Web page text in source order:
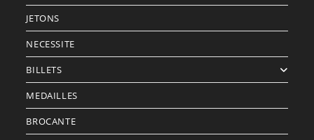
JETONS
NECESSITE
BILLETS
MEDAILLES
BROCANTE